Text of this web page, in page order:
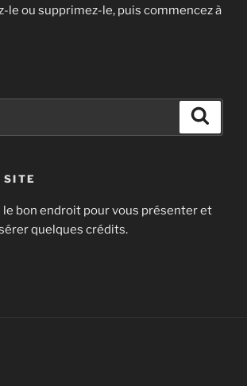
BRG experience with
by Félix Oheim--Seidler, soundtrack
le ou supprimez-le, puis commencez à
le bon endroit pour vous présenter et
quelques crédits.